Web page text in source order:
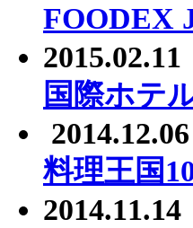
FOODEX
2015.02.11
国際ホテ
2014.12.06
料理王国
2014.11.14